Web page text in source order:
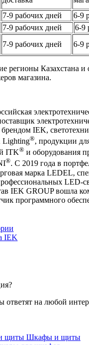
7-9 рабочих дней
6-9
7-9 рабочих дней
6-9
7-9 рабочих дней 6-9
регионы Казахстана
магазина.
IEK,
Lighting®, продукции
ITK® и оборудования
®. С 2019 года в
марка LEDEL,
LED-
IEK GROUP вошла
программного
IEK
ответят на любой
Шкафы и щиты